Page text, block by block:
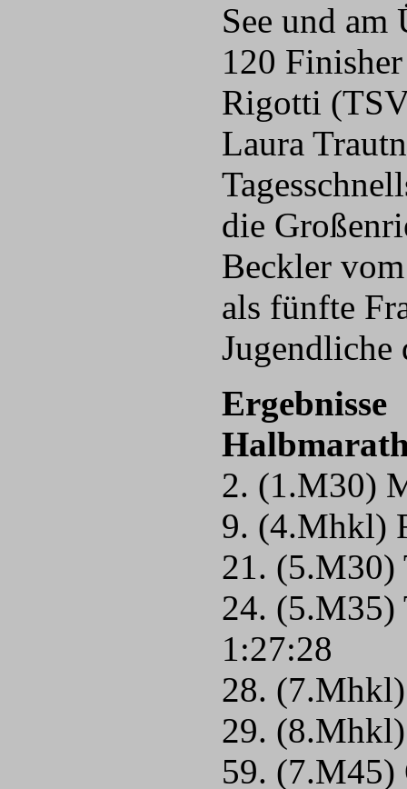
See und
120
Rigotti
Laura
die
Beckler
als fünfte
Jugendliche
Ergebnisse
2. (1.M30)
9. (4.Mhkl)
21. (5.M30)
24. (5.M35)
1:27:28
28.
29.
59. (7.M45)